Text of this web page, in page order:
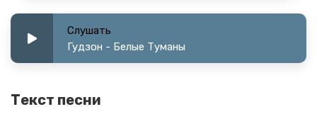
Слушать
Гудзон - Белые Туманы
Текст песни